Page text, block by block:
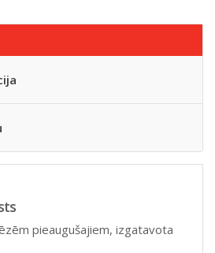
pieaugušajiem, izgatavota